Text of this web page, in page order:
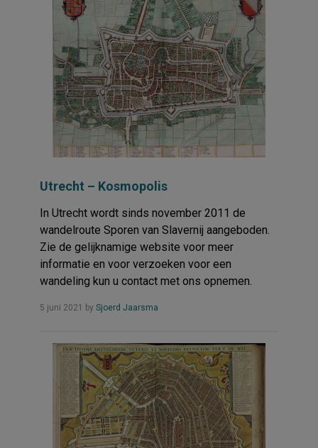
Utrecht – Kosmopolis
In Utrecht wordt sinds november 2011 de
wandelroute Sporen van Slavernij aangeboden.
Zie de gelijknamige website voor meer
informatie en voor verzoeken voor een
wandeling kun u contact met ons opnemen.
5 juni 2021 by Sjoerd JaarsmaRead